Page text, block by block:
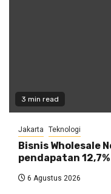
3 min read
Jakarta Teknologi
Bisnis Wholesale
pendapatan 12,7%
6 Agustus 2026